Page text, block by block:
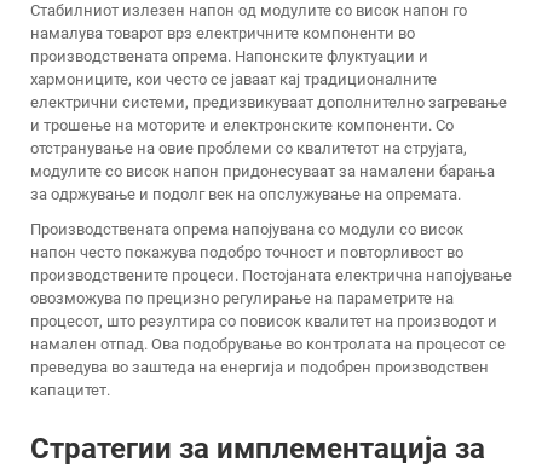
Стабилниот излезен напон од модулите со висок напон го
намалува товарот врз електричните компоненти во
производствената опрема. Напонските флуктуации и
хармониците, кои често се јаваат кај традиционалните
електрични системи, предизвикуваат дополнително загревање
и трошење на моторите и електронските компоненти. Со
отстранување на овие проблеми со квалитетот на струјата,
модулите со висок напон придонесуваат за намалени барања
за одржување и подолг век на опслужување на опремата.
Производствената опрема напојувана со модули со висок
напон често покажува подобро точност и повторливост во
производствените процеси. Постојаната електрична напојување
овозможува по прецизно регулирање на параметрите на
процесот, што резултира со повисок квалитет на производот и
намален отпад. Ова подобрување во контролата на процесот се
преведува во заштеда на енергија и подобрен производствен
капацитет.
Стратегии за имплементација за